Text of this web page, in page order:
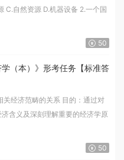
自然资源 D.机器设备 2.一个国
50
（本）》形考任务【标准答
关经济范畴的关系 目的：通过对
含义及深刻理解重要的经济学原
50